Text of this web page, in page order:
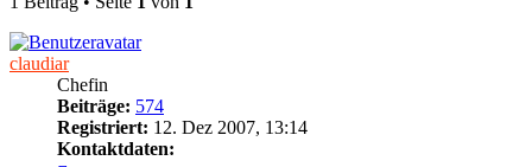
claudiar
Chefin
Beiträge: 574
Registriert: 12. Dez 2007, 13:14
Kontaktdaten: